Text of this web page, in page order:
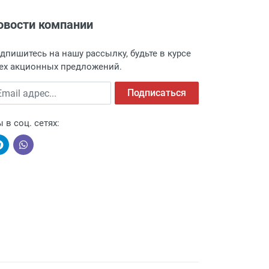
г. Москва, Переведеновский
о поступлении товара.
пункт выдачи, чтобы избежать
компаниями, поэтому легко и
компании
на нашу рассылку, будьте в курсе
акционных предложений.
адрес Подписаться
в соц. сетях: